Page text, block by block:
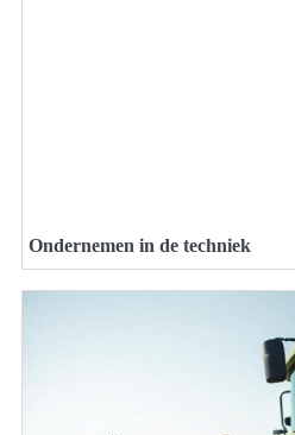
Ondernemen in de techniek